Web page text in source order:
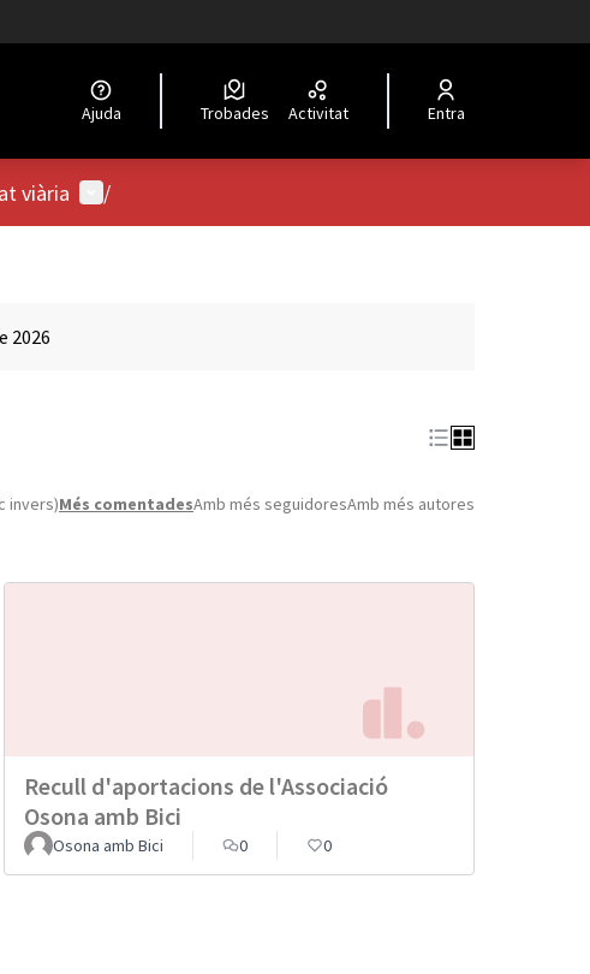
Ajuda Trobades Activitat Entra
viària Menú d'usuari
/
2026
invers)Més comentadesAmb més seguidoresAmb més autores
Recull d'aportacions de l'Associació
Osona amb Bici
Osona amb Bici 0 0